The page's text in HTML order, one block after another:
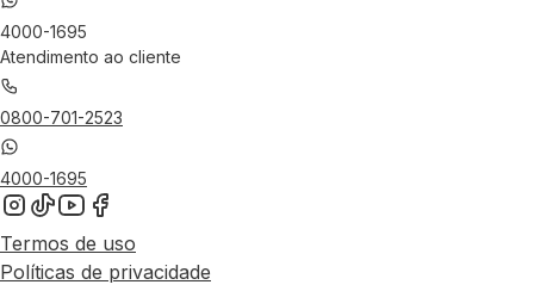
4000-1695
Atendimento ao cliente
0800-701-2523
4000-1695
Termos de uso
Políticas de privacidade